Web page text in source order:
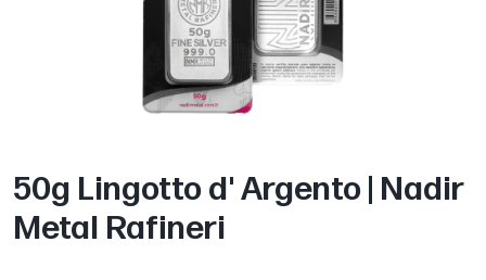
50g Lingotto d' Argento | Nadir
Metal Rafineri